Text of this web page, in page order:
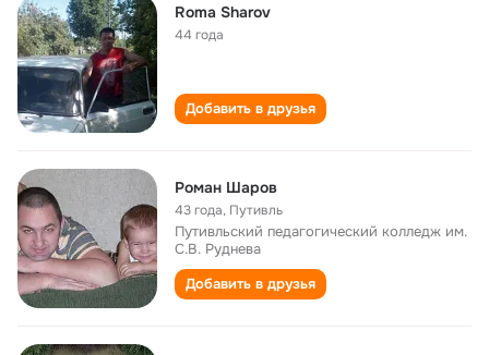
Roma Sharov
44 года
Добавить в друзья
Роман Шаров
43 года, Путивль
Путивльский педагогический колледж им.
С.В. Руднева
Добавить в друзья